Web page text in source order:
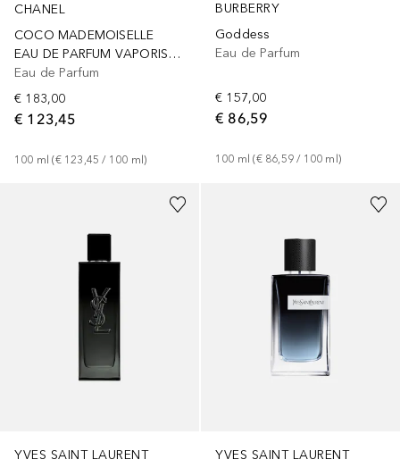
CHANEL
COCO MADEMOISELLE
EAU DE PARFUM VAPORISATEUR
Eau de Parfum
€ 183,00
€ 123,45
100 ml (€ 123,45 / 100 ml)
BURBERRY
Goddess
Eau de Parfum
€ 157,00
€ 86,59
100 ml (€ 86,59 / 100 ml )
YVES SAINT LAURENT
YVES SAINT LAURENT